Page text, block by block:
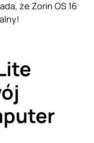
że Zorin OS 16